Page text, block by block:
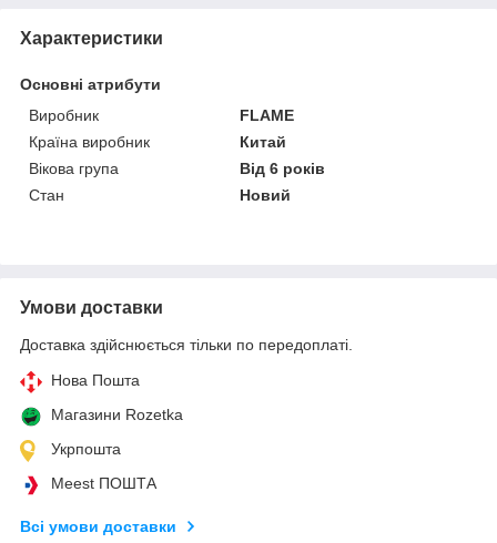
Характеристики
Основні атрибути
Виробник
FLAME
Країна виробник
Китай
Вікова група
Від 6 років
Стан
Новий
Умови доставки
Доставка здійснюється тільки по передоплаті.
Нова Пошта
Магазини Rozetka
Укрпошта
Meest ПОШТА
Всі умови доставки